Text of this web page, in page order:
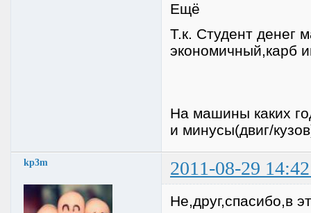
Ещё
Т.к. Студент денег
экономичный,карб
На машины каких
и минусы(двиг/
kp3m 2011-08-29
Не,друг,спасибо,в